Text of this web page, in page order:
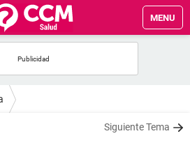
MENU
Siguiente Tema